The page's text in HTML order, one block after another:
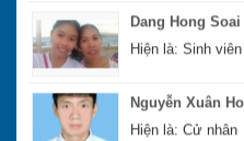
Hiện là: Sinh viên
Hiện là: Cử nhân